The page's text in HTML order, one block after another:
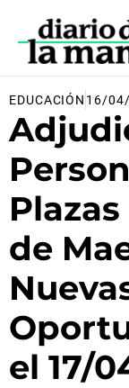
contenido
EDUCACIÓN 16/
de
el 17/